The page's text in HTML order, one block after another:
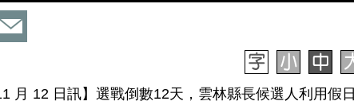
月 12 日訊】選戰倒數12天，雲林縣長候選人利用假日